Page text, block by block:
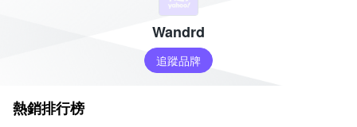
Wandrd
追蹤品牌
熱銷排行榜